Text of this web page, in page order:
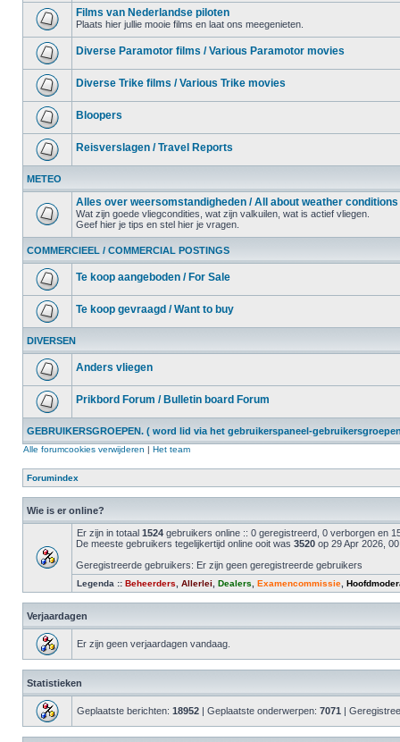
Films van Nederlandse piloten
Plaats hier jullie mooie films en laat ons meegenieten.
Diverse Paramotor films / Various Paramotor movies
Diverse Trike films / Various Trike movies
Bloopers
Reisverslagen / Travel Reports
METEO
Alles over weersomstandigheden / All about weather conditions
Wat zijn goede vliegcondities, wat zijn valkuilen, wat is actief vliegen.
Geef hier je tips en stel hier je vragen.
COMMERCIEEL / COMMERCIAL POSTINGS
Te koop aangeboden / For Sale
Te koop gevraagd / Want to buy
DIVERSEN
Anders vliegen
Prikbord Forum / Bulletin board Forum
GEBRUIKERSGROEPEN. ( word lid via het gebruikerspaneel-
Alle forumcookies verwijderen | Het team
Forumindex
Wie is er online?
Er zijn in totaal 1524 gebruikers online :: 0 geregistreerd, 0 verborgen en
De meeste gebruikers tegelijkertijd online ooit was 3520 op 29 Apr 2026,
Geregistreerde gebruikers: Er zijn geen geregistreerde gebruikers
Legenda :: Beheerders Allerlei Dealers Examencommissie
Verjaardagen
Er zijn geen verjaardagen vandaag.
Statistieken
Geplaatste berichten: 18952 | Geplaatste onderwerpen: 7071 |